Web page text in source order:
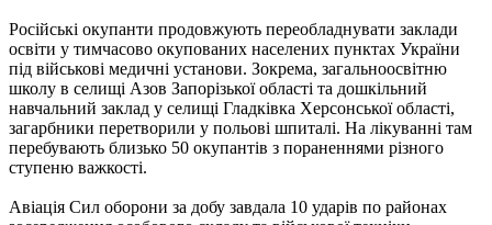
Російські окупанти продовжують переобладнувати заклади
освіти у тимчасово окупованих населених пунктах України
під військові медичні установи. Зокрема, загальноосвітню
школу в селищі Азов Запорізької області та дошкільний
навчальний заклад у селищі Гладківка Херсонської області,
загарбники перетворили у польові шпиталі. На лікуванні там
перебувають близько 50 окупантів з пораненнями різного
ступеню важкості.
Авіація Сил оборони за добу завдала 10 ударів по районах